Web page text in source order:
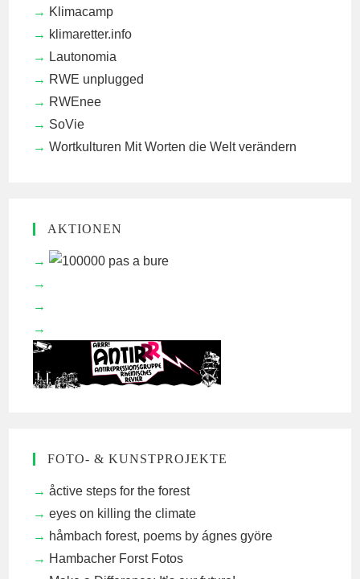
Klimacamp
klimaretter.info
Lautonomia
RWE unplugged
RWEnee
SoVie
Wortkulturen Mit Worten die Welt verändern
AKTIONEN
FOTO- & KUNSTPROJEKTE
åctive steps for the forest
eyes on killing the climate
håmbach forest, poems by ágnes györe
Hambacher Forst Fotos